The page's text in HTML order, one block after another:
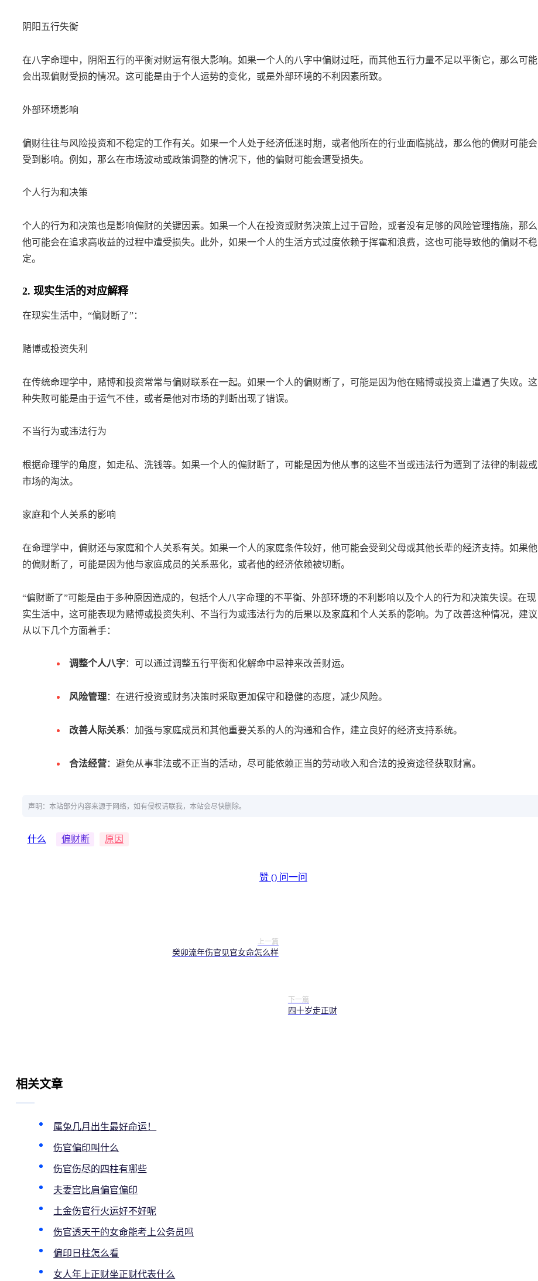
阴阳五行失衡
在八字命理中，阴阳五行的平衡对财运有很大影响。如果一个人的八字中偏财过旺，而其他五行力量不足以平衡它，那么可能
会出现偏财受损的情况。这可能是由于个人运势的变化，或是外部环境的不利因素所致。
外部环境影响
偏财往往与风险投资和不稳定的工作有关。如果一个人处于经济低迷时期，或者他所在的行业面临挑战，那么他的偏财可能会
受到影响。例如，那么在市场波动或政策调整的情况下，他的偏财可能会遭受损失。
个人行为和决策
个人的行为和决策也是影响偏财的关键因素。如果一个人在投资或财务决策上过于冒险，或者没有足够的风险管理措施，那么
他可能会在追求高收益的过程中遭受损失。此外，如果一个人的生活方式过度依赖于挥霍和浪费，这也可能导致他的偏财不稳
定。
2. 现实生活的对应解释
在现实生活中，“偏财断了”：
赌博或投资失利
在传统命理学中，赌博和投资常常与偏财联系在一起。如果一个人的偏财断了，可能是因为他在赌博或投资上遭遇了失败。这
种失败可能是由于运气不佳，或者是他对市场的判断出现了错误。
不当行为或违法行为
根据命理学的角度，如走私、洗钱等。如果一个人的偏财断了，可能是因为他从事的这些不当或违法行为遭到了法律的制裁或
市场的淘汰。
家庭和个人关系的影响
在命理学中，偏财还与家庭和个人关系有关。如果一个人的家庭条件较好，他可能会受到父母或其他长辈的经济支持。如果他
的偏财断了，可能是因为他与家庭成员的关系恶化，或者他的经济依赖被切断。
“偏财断了”可能是由于多种原因造成的，包括个人八字命理的不平衡、外部环境的不利影响以及个人的行为和决策失误。在现
实生活中，这可能表现为赌博或投资失利、不当行为或违法行为的后果以及家庭和个人关系的影响。为了改善这种情况，建议
从以下几个方面着手：
调整个人八字：可以通过调整五行平衡和化解命中忌神来改善财运。
风险管理：在进行投资或财务决策时采取更加保守和稳健的态度，减少风险。
改善人际关系：加强与家庭成员和其他重要关系的人的沟通和合作，建立良好的经济支持系统。
合法经营：避免从事非法或不正当的活动，尽可能依赖正当的劳动收入和合法的投资途径获取财富。
声明：本站部分内容来源于网络，如有侵权请联我，本站会尽快删除。
什么 偏财断 原因
赞 () 问一问
上一篇
癸卯流年伤官见官女命怎么样
下一篇
四十岁走正财
相关文章
属兔几月出生最好命运！
伤官偏印叫什么
伤官伤尽的四柱有哪些
夫妻宫比肩偏官偏印
土金伤官行火运好不好呢
伤官透天干的女命能考上公务员吗
偏印日柱怎么看
女人年上正财坐正财代表什么